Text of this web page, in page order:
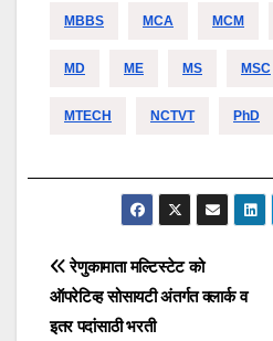
MBBS MCA MCM
MD ME MS MSC
MTECH NCTVT PhD
Post
navigation
रेणुकामाता मल्टिस्टेट को
ऑपरेटिव्ह सोसायटी अंतर्गत क्लार्क व
इतर पदांसाठी भरती